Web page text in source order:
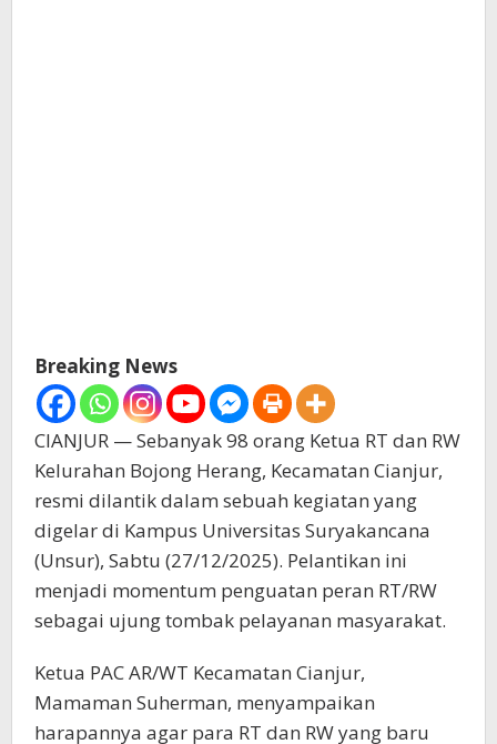
Breaking News
CIANJUR — Sebanyak 98 orang Ketua RT dan RW
Kelurahan Bojong Herang, Kecamatan Cianjur,
resmi dilantik dalam sebuah kegiatan yang
digelar di Kampus Universitas Suryakancana
(Unsur), Sabtu (27/12/2025). Pelantikan ini
menjadi momentum penguatan peran RT/RW
sebagai ujung tombak pelayanan masyarakat.
Ketua PAC AR/WT Kecamatan Cianjur,
Mamaman Suherman, menyampaikan
harapannya agar para RT dan RW yang baru